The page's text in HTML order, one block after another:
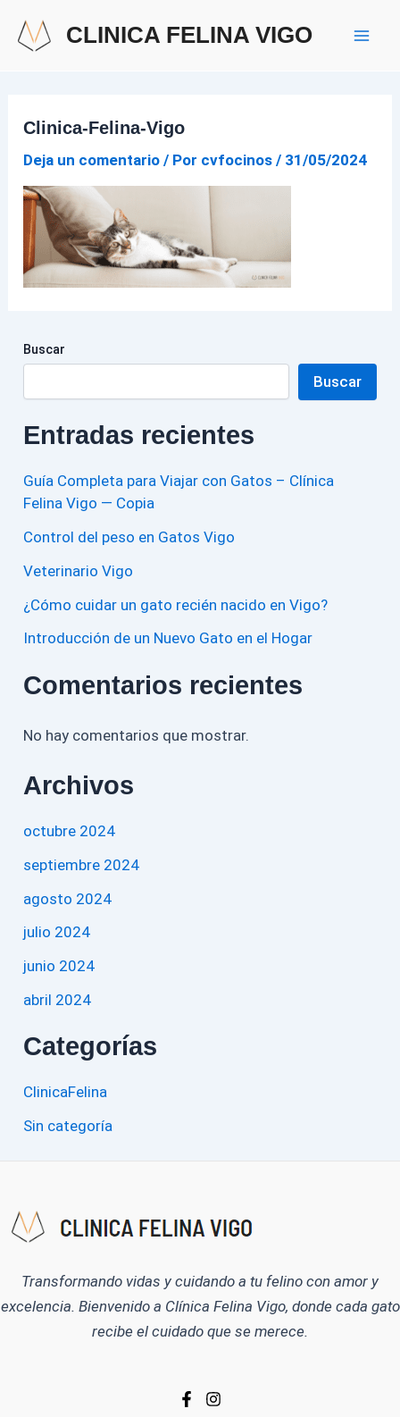
CLINICA FELINA VIGO
Clinica-Felina-Vigo
Deja un comentario / Por cvfocinos/ 31/05/2024
Buscar
Buscar
Entradas recientes
Guía Completa para Viajar con Gatos – Clínica
Felina Vigo — Copia
Control del peso en Gatos Vigo
Veterinario Vigo
¿Cómo cuidar un gato recién nacido en Vigo?
Introducción de un Nuevo Gato en el Hogar
Comentarios recientes
No hay comentarios que mostrar.
Archivos
octubre 2024
septiembre 2024
agosto 2024
julio 2024
junio 2024
abril 2024
Categorías
ClinicaFelina
Sin categoría
Transformando vidas y cuidando a tu felino con amor y
excelencia. Bienvenido a Clínica Felina Vigo, donde cada gato
recibe el cuidado que se merece.